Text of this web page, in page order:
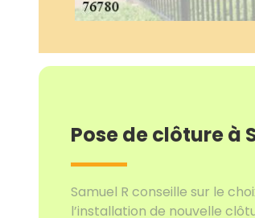
Pose de clôture à
Samuel R conseille sur le
l’installation de nouvelle